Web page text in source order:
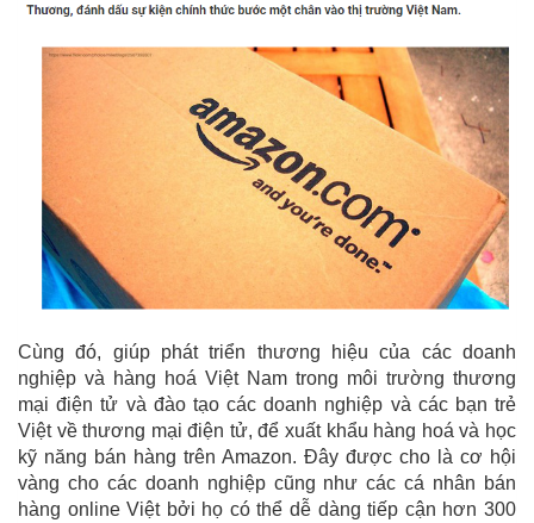
Cùng đó, giúp phát triển thương hiệu của các doanh
nghiệp và hàng hoá Việt Nam trong môi trường thương
mại điện tử và đào tạo các doanh nghiệp và các bạn trẻ
Việt về thương mại điện tử, để xuất khẩu hàng hoá và học
kỹ năng bán hàng trên Amazon. Đây được cho là cơ hội
vàng cho các doanh nghiệp cũng như các cá nhân bán
hàng online Việt bởi họ có thể dễ dàng tiếp cận hơn 300